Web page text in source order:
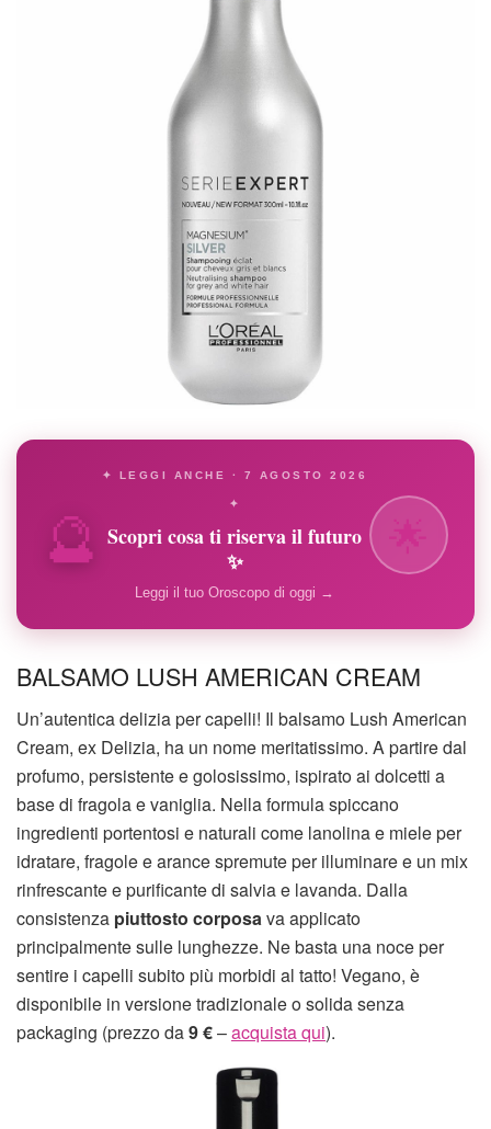
🔮
✦ LEGGI ANCHE · 7 AGOSTO 2026
✦
Scopri cosa ti riserva il futuro
✨
Leggi il tuo Oroscopo di oggi →
BALSAMO LUSH AMERICAN CREAM
Un’autentica delizia per capelli! Il balsamo Lush American
Cream, ex Delizia, ha un nome meritatissimo. A partire dal
profumo, persistente e golosissimo, ispirato ai dolcetti a
base di fragola e vaniglia. Nella formula spiccano
ingredienti portentosi e naturali come lanolina e miele per
idratare, fragole e arance spremute per illuminare e un mix
rinfrescante e purificante di salvia e lavanda. Dalla
consistenza piuttosto corposava applicato
principalmente sulle lunghezze. Ne basta una noce per
sentire i capelli subito più morbidi al tatto! Vegano, è
disponibile in versione tradizionale o solida senza
packaging (prezzo da9 €–acquista qui).